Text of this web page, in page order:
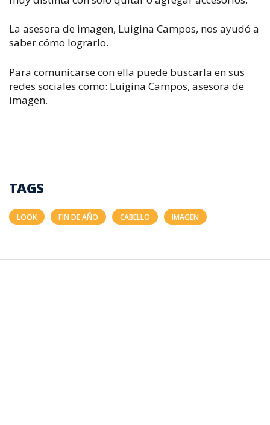
La asesora de imagen, Luigina Campos, nos ayudó a
saber cómo lograrlo.
Para comunicarse con ella puede buscarla en sus
redes sociales como: Luigina Campos, asesora de
imagen.
TAGS
LOOK FIN DE AÑO CABELLO IMAGEN